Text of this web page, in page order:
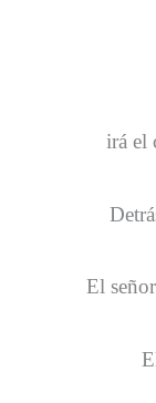
irá el
El